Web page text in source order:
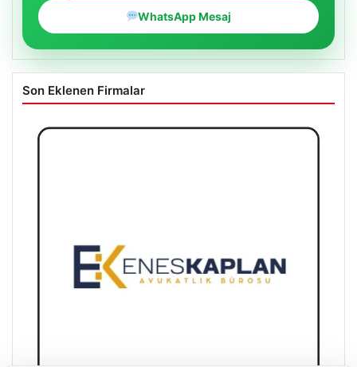
WhatsApp Mesaj
Son Eklenen Firmalar